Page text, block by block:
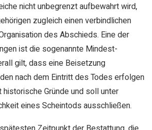
nicht unbegrenzt aufbewahrt wird,
zugleich einen verbindlichen
des Abschieds. Eine der
ist die sogenannte Mindest-
gilt, dass eine Beisetzung
nach dem Eintritt des Todes erfolgen
Gründe und soll unter
eines Scheintods ausschließen.